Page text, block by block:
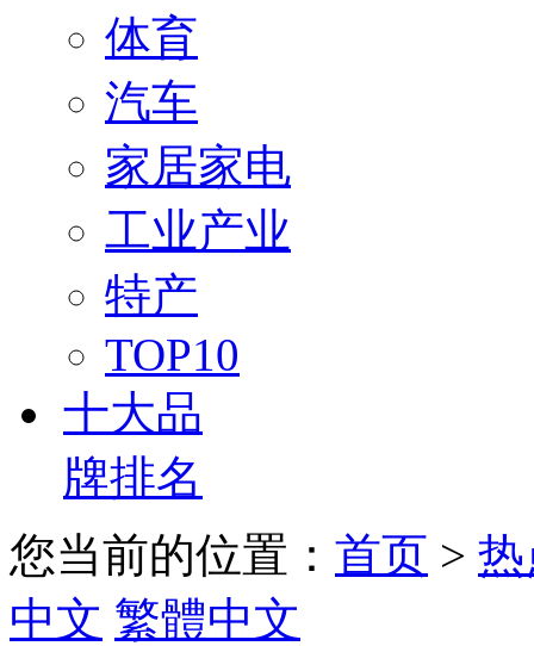
体育
汽车
家居家电
工业产业
特产
TOP10
十大品
牌排名
您当前的位置： 首页 >
中文 繁體中文